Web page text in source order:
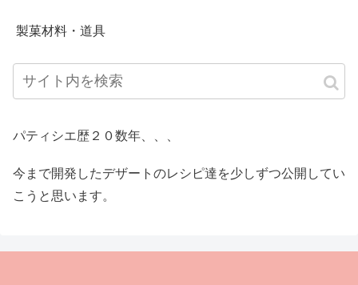
製菓材料・道具
パティシエ歴２０数年、、、
今まで開発したデザートのレシピ達を少しずつ公開してい
こうと思います。